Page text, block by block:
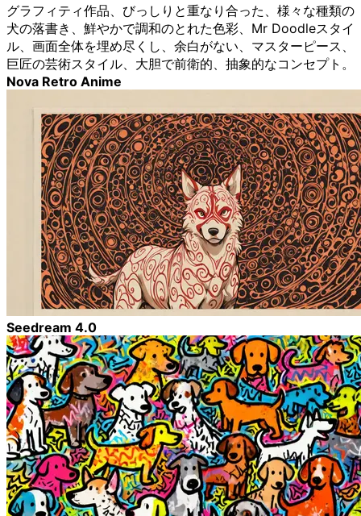
グラフィティ作品、びっしりと重なり合った、様々な種類の
犬の落書き、鮮やかで調和のとれた色彩、Mr Doodleスタイ
ル、画面全体を埋め尽くし、余白がない、マスターピース、
巨匠の芸術スタイル、大胆で前衛的、抽象的なコンセプト。
Nova Retro Anime
Seedream 4.0